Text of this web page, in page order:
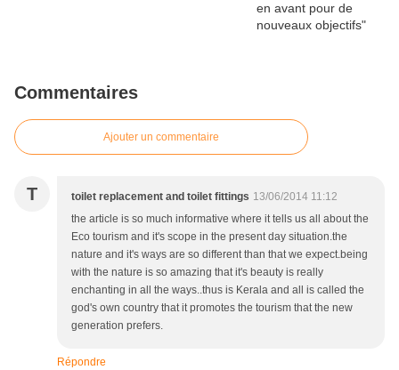
Commentaires
Ajouter un commentaire
T toilet replacement and toilet fittings 13/06/2014 11:12
the article is so much informative where it tells us all about the
Eco tourism and it's scope in the present day situation.the
nature and it's ways are so different than that we expect.being
with the nature is so amazing that it's beauty is really
enchanting in all the ways..thus is Kerala and all is called the
god's own country that it promotes the tourism that the new
generation prefers.
Répondre